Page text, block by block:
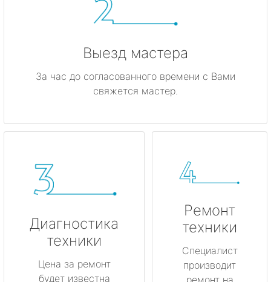
Выезд мастера
За час до согласованного времени с Вами
свяжется мастер.
Диагностика
техники
Цена за ремонт
будет известна
Ремонт
техники
Специалист
производит